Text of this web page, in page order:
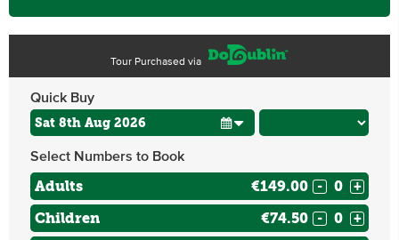
Tour Purchased via
Quick Buy
Select Numbers to Book
Adults €149.00 - +
Children €74.50 - +